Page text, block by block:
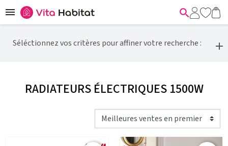
 
Séléctionnez vos critères pour affiner votre recherche :
RADIATEURS ÉLECTRIQUES 1500W